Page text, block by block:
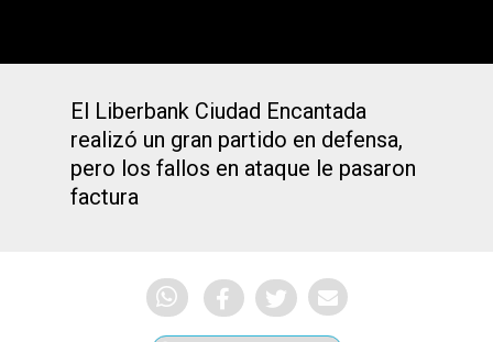
El Liberbank Ciudad Encantada
realizó un gran partido en defensa,
pero los fallos en ataque le pasaron
factura